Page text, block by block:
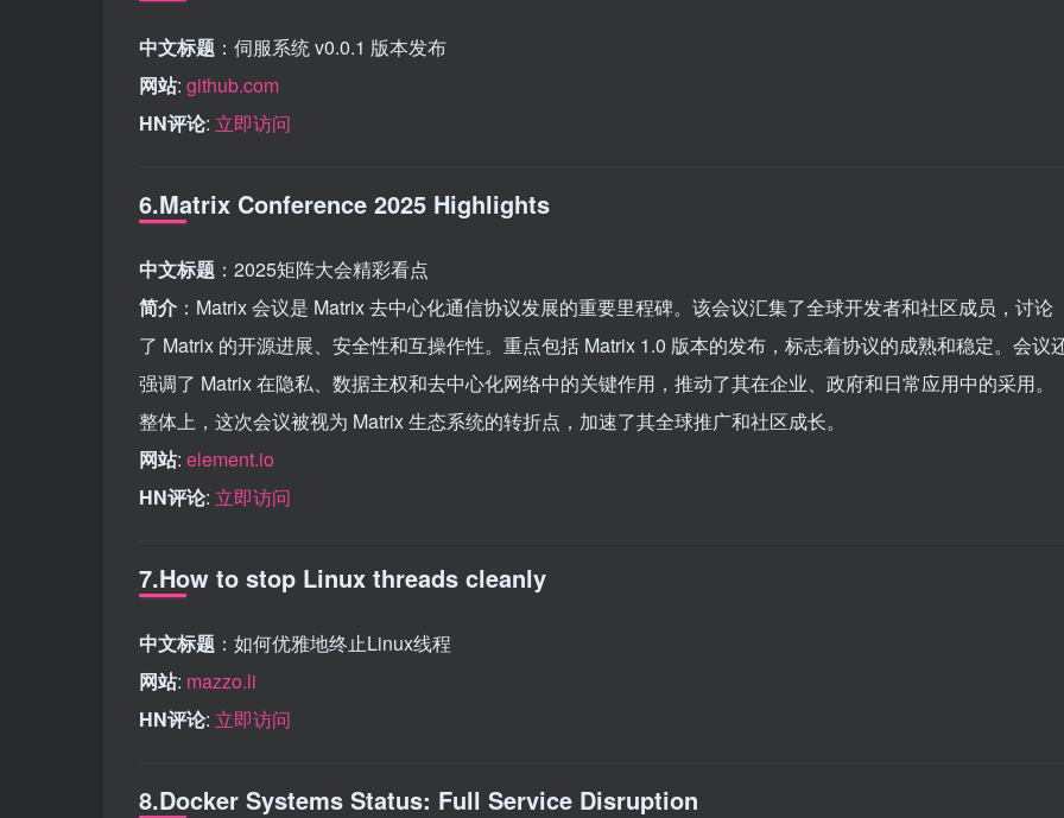
中文标题 ：伺服系统 v0.0.1 版本发布
网站: github.com
HN评论: 立即访问
6.Matrix Conference 2025 Highlights
中文标题 ：2025矩阵大会精彩看点
简介 ：Matrix 会议是 Matrix 去中心化通信协议发展的重要里程碑。该会议汇集了全球开发者和社区成员，讨论
了 Matrix 的开源进展、安全性和互操作性。重点包括 Matrix 1.0 版本的发布，标志着协议的成熟和稳定。会议
强调了 Matrix 在隐私、数据主权和去中心化网络中的关键作用，推动了其在企业、政府和日常应用中的采用。
整体上，这次会议被视为 Matrix 生态系统的转折点，加速了其全球推广和社区成长。
网站: element.io
HN评论: 立即访问
7.How to stop Linux threads cleanly
中文标题 ：如何优雅地终止Linux线程
网站: mazzo.li
HN评论: 立即访问
8.Docker Systems Status: Full Service Disruption